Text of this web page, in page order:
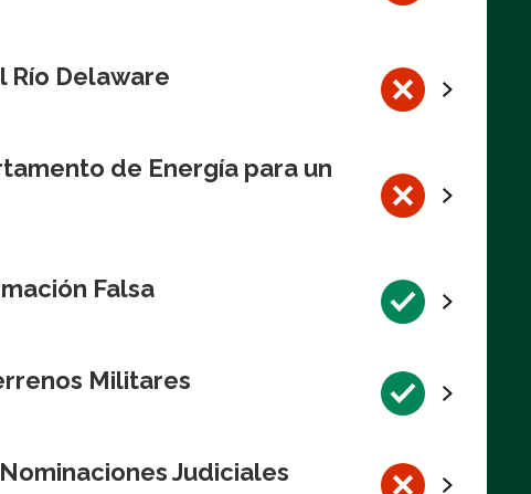
Río Delaware
de Energía para un
Falsa
Militares
Judiciales